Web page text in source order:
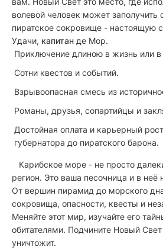
волевой человек может заполучить
пиратское сокровище - настоящую
Удачи, капитан де Мор.
Приключение длиною в жизнь или в
Сотни квестов и событий.
Взрывоопасная смесь из
Романы, друзья, сопартийцы и
Достойная оплата и карьерный
губернатора до пиратского барона.
Карибское море - не просто
регион. Это ваша песочница и в неё
От вершин пирамид до морского
сокровища, опасности, квесты и
Меняйте этот мир, изучайте его
обитателями. Подчините Новый
уничтожит.